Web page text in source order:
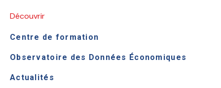
Découvrir
Centre de formation
Observatoire des Données Économiques
Actualités